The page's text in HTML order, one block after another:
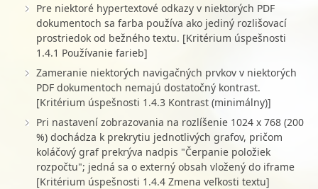
Pre niektoré hypertextové odkazy v niektorých PDF
dokumentoch sa farba používa ako jediný rozlišovací
prostriedok od bežného textu. [Kritérium úspešnosti
1.4.1 Používanie farieb]
Zameranie niektorých navigačných prvkov v niektorých
PDF dokumentoch nemajú dostatočný kontrast.
[Kritérium úspešnosti 1.4.3 Kontrast (minimálny)]
Pri nastavení zobrazovania na rozlíšenie 1024 x 768 (200
%) dochádza k prekrytiu jednotlivých grafov, pričom
koláčový graf prekrýva nadpis "Čerpanie položiek
rozpočtu"; jedná sa o externý obsah vložený do iframe
[Kritérium úspešnosti 1.4.4 Zmena veľkosti textu]